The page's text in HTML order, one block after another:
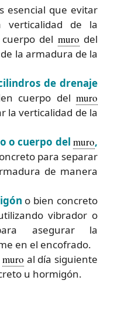
esencial que evitar
de la
del muro del
la armadura de la
de drenaje
cuerpo del muro
la verticalidad de la
o cuerpo del muro,
para separar
de manera
o bien concreto
vibrador o
asegurar la
en el encofrado.
muro al día siguiente
u hormigón.